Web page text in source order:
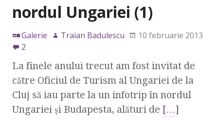
nordul Ungariei (1)
Galerie Traian Badulescu
10 februarie 2013
2
La finele anului trecut am fost invitat de
către Oficiul de Turism al Ungariei de la
Cluj să iau parte la un infotrip în nordul
Ungariei şi Budapesta, alături de […]